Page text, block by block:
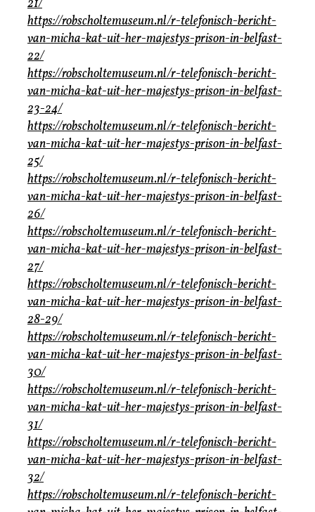
21/
https://robscholtemuseum.nl/r-telefonisch-bericht-
van-micha-kat-uit-her-majestys-prison-in-belfast-
22/
https://robscholtemuseum.nl/r-telefonisch-bericht-
van-micha-kat-uit-her-majestys-prison-in-belfast-
23-24/
https://robscholtemuseum.nl/r-telefonisch-bericht-
van-micha-kat-uit-her-majestys-prison-in-belfast-
25/
https://robscholtemuseum.nl/r-telefonisch-bericht-
van-micha-kat-uit-her-majestys-prison-in-belfast-
26/
https://robscholtemuseum.nl/r-telefonisch-bericht-
van-micha-kat-uit-her-majestys-prison-in-belfast-
27/
https://robscholtemuseum.nl/r-telefonisch-bericht-
van-micha-kat-uit-her-majestys-prison-in-belfast-
28-29/
https://robscholtemuseum.nl/r-telefonisch-bericht-
van-micha-kat-uit-her-majestys-prison-in-belfast-
30/
https://robscholtemuseum.nl/r-telefonisch-bericht-
van-micha-kat-uit-her-majestys-prison-in-belfast-
31/
https://robscholtemuseum.nl/r-telefonisch-bericht-
van-micha-kat-uit-her-majestys-prison-in-belfast-
32/
https://robscholtemuseum.nl/r-telefonisch-bericht-